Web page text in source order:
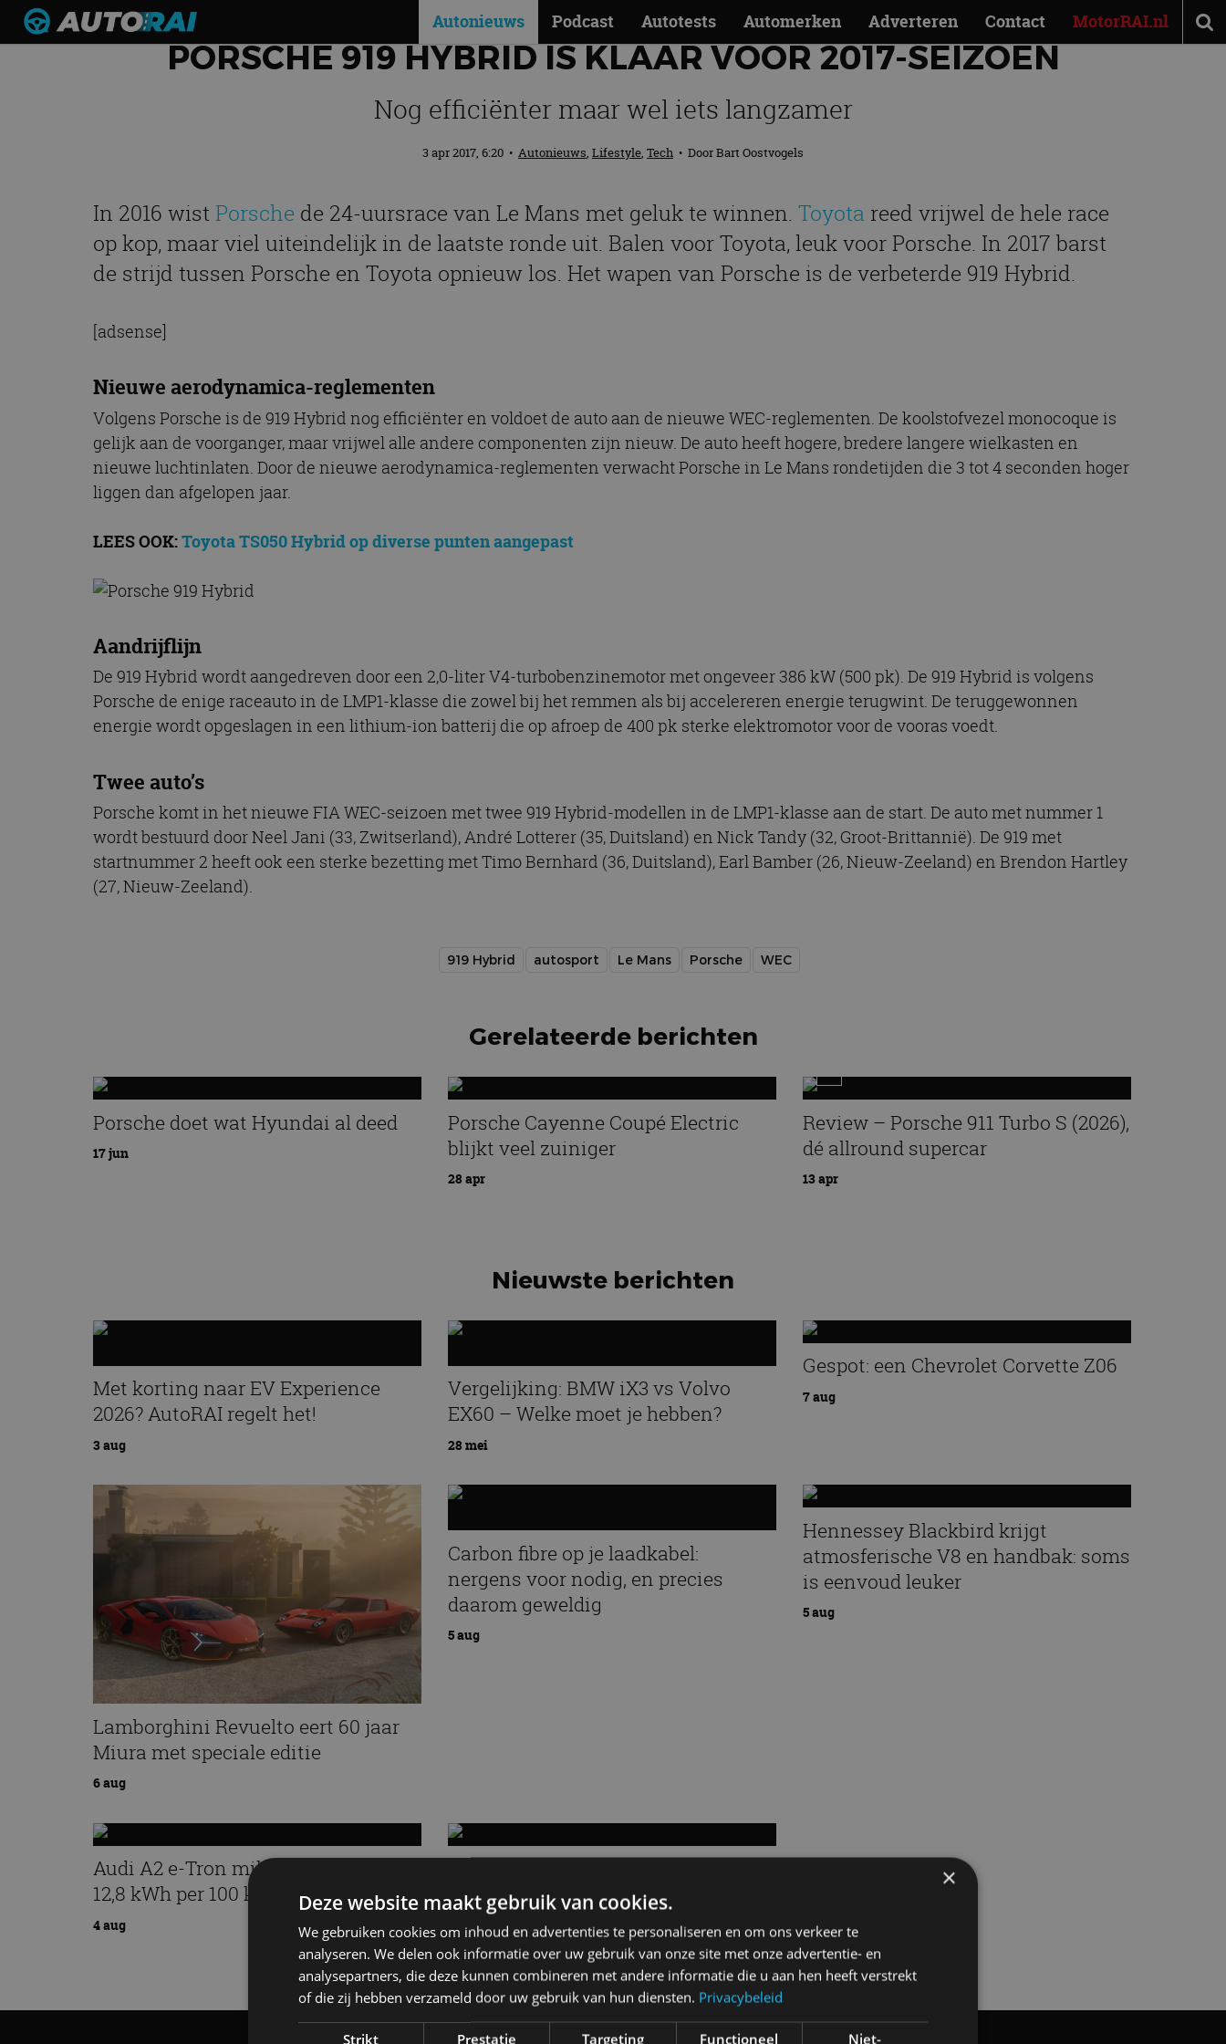
Autonieuws Podcast Autotests Automerken Adverteren Contact MotorRAI.nl
PORSCHE 919 HYBRID IS KLAAR VOOR 2017-SEIZOEN
Nog efficiënter maar wel iets langzamer
3 apr 2017, 6:20 • Autonieuws, Lifestyle, Tech • DoorBart Oostvogels
In 2016 wist Porsche de 24-uursrace van Le Mans met geluk te winnen. Toyota reed vrijwel de hele race
op kop, maar viel uiteindelijk in de laatste ronde uit. Balen voor Toyota, leuk voor Porsche. In 2017 barst
de strijd tussen Porsche en Toyota opnieuw los. Het wapen van Porsche is de verbeterde 919 Hybrid.
[adsense]
Nieuwe aerodynamica-reglementen
Volgens Porsche is de 919 Hybrid nog efficiënter en voldoet de auto aan de nieuwe WEC-reglementen. De koolstofvezel monocoque is
gelijk aan de voorganger, maar vrijwel alle andere componenten zijn nieuw. De auto heeft hogere, bredere langere wielkasten en
nieuwe luchtinlaten. Door de nieuwe aerodynamica-reglementen verwacht Porsche in Le Mans rondetijden die 3 tot 4 seconden hoger
liggen dan afgelopen jaar.
LEES OOK:Toyota TS050 Hybrid op diverse punten aangepast
Aandrijflijn
De 919 Hybrid wordt aangedreven door een 2,0-liter V4-turbobenzinemotor met ongeveer 386 kW (500 pk). De 919 Hybrid is volgens
Porsche de enige raceauto in de LMP1-klasse die zowel bij het remmen als bij accelereren energie terugwint. De teruggewonnen
energie wordt opgeslagen in een lithium-ion batterij die op afroep de 400 pk sterke elektromotor voor de vooras voedt.
Twee auto’s
Porsche komt in het nieuwe FIA WEC-seizoen met twee 919 Hybrid-modellen in de LMP1-klasse aan de start. De auto met nummer 1
wordt bestuurd door Neel Jani (33, Zwitserland), André Lotterer (35, Duitsland) en Nick Tandy (32, Groot-Brittannië). De 919 met
startnummer 2 heeft ook een sterke bezetting met Timo Bernhard (36, Duitsland), Earl Bamber (26, Nieuw-Zeeland) en Brendon Hartley
(27, Nieuw-Zeeland).
919 Hybrid autosport Le Mans Porsche WEC
Gerelateerde berichten
Porsche doet wat Hyundai al deed
17 jun
Porsche Cayenne Coupé Electric
blijkt veel zuiniger
28 apr
Review – Porsche 911 Turbo S (2026),
dé allround supercar
13 apr
Nieuwste berichten
Met korting naar EV Experience
2026? AutoRAI regelt het!
3 aug
Vergelijking: BMW iX3 vs Volvo
EX60 – Welke moet je hebben?
28 mei
Gespot: een Chevrolet Corvette Z06
7 aug
Lamborghini Revuelto eert 60 jaar
Miura met speciale editie
6 aug
Carbon fibre op je laadkabel:
nergens voor nodig, en precies
daarom geweldig
5 aug
Hennessey Blackbird krijgt
atmosferische V8 en handbak: soms
is eenvoud leuker
5 aug
Audi A2 e-Tron mikt op verbruik van
12,8 kWh per 100 kilometer
4 aug
goedkoop als een Renault Twingo
4 aug
×
Deze website maakt gebruik van cookies.
We gebruiken cookies om inhoud en advertenties te personaliseren en om ons verkeer te
analyseren. We delen ook informatie over uw gebruik van onze site met onze advertentie- en
analysepartners, die deze kunnen combineren met andere informatie die u aan hen heeft verstrekt
of die zij hebben verzameld door uw gebruik van hun diensten. Privacybeleid
Strikt
Prestatie Targeting Functioneel
Niet-